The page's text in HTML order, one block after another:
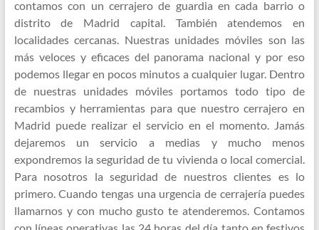
contamos con un cerrajero de guardia en cada barrio o
distrito de Madrid capital. También atendemos en
localidades cercanas. Nuestras unidades móviles son las
más veloces y eficaces del panorama nacional y por eso
podemos llegar en pocos minutos a cualquier lugar. Dentro
de nuestras unidades móviles portamos todo tipo de
recambios y herramientas para que nuestro cerrajero en
Madrid puede realizar el servicio en el momento. Jamás
dejaremos un servicio a medias y mucho menos
expondremos la seguridad de tu vivienda o local comercial.
Para nosotros la seguridad de nuestros clientes es lo
primero. Cuando tengas una urgencia de cerrajería puedes
llamarnos y con mucho gusto te atenderemos. Contamos